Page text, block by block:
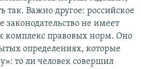
так. Важно другое: российское
законодательство не имеет
комплекс правовых норм. Оно
определениях, которые
то ли человек совершил